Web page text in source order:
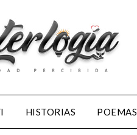
HISTORIAS POEMAS